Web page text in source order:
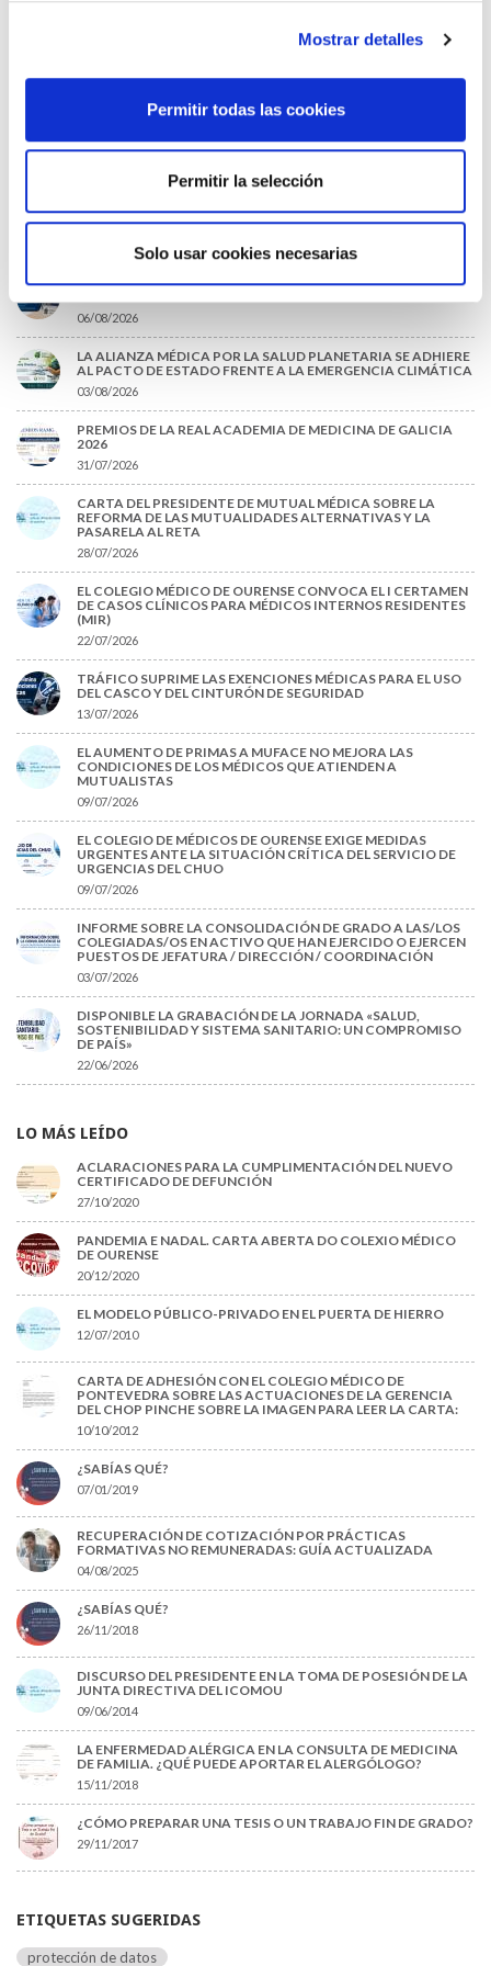
Mostrar detalles
Permitir todas las cookies
Permitir la selección
Solo usar cookies necesarias
He leido y acepto laPolítica de privacidad*
SANIDAD CREA UN DIPLOMA OFICIAL PARA RECONOCER LA
06/08/2026
LA ALIANZA MÉDICA POR LA SALUD PLANETARIA SE ADHIERE
AL PACTO DE ESTADO FRENTE A LA EMERGENCIA CLIMÁTICA
03/08/2026
PREMIOS DE LA REAL ACADEMIA DE MEDICINA DE GALICIA
2026
31/07/2026
CARTA DEL PRESIDENTE DE MUTUAL MÉDICA SOBRE LA
REFORMA DE LAS MUTUALIDADES ALTERNATIVAS Y LA
PASARELA AL RETA
28/07/2026
EL COLEGIO MÉDICO DE OURENSE CONVOCA EL I CERTAMEN
DE CASOS CLÍNICOS PARA MÉDICOS INTERNOS RESIDENTES
(MIR)
22/07/2026
TRÁFICO SUPRIME LAS EXENCIONES MÉDICAS PARA EL USO
DEL CASCO Y DEL CINTURÓN DE SEGURIDAD
13/07/2026
EL AUMENTO DE PRIMAS A MUFACE NO MEJORA LAS
CONDICIONES DE LOS MÉDICOS QUE ATIENDEN A
MUTUALISTAS
09/07/2026
EL COLEGIO DE MÉDICOS DE OURENSE EXIGE MEDIDAS
URGENTES ANTE LA SITUACIÓN CRÍTICA DEL SERVICIO DE
URGENCIAS DEL CHUO
09/07/2026
INFORME SOBRE LA CONSOLIDACIÓN DE GRADO A LAS/LOS
COLEGIADAS/OS EN ACTIVO QUE HAN EJERCIDO O EJERCEN
PUESTOS DE JEFATURA / DIRECCIÓN / COORDINACIÓN
03/07/2026
DISPONIBLE LA GRABACIÓN DE LA JORNADA «SALUD,
SOSTENIBILIDAD Y SISTEMA SANITARIO: UN COMPROMISO
DE PAÍS»
22/06/2026
LO MÁS LEÍDO
ACLARACIONES PARA LA CUMPLIMENTACIÓN DEL NUEVO
CERTIFICADO DE DEFUNCIÓN
27/10/2020
PANDEMIA E NADAL. CARTA ABERTA DO COLEXIO MÉDICO
DE OURENSE
20/12/2020
EL MODELO PÚBLICO-PRIVADO EN EL PUERTA DE HIERRO
12/07/2010
CARTA DE ADHESIÓN CON EL COLEGIO MÉDICO DE
PONTEVEDRA SOBRE LAS ACTUACIONES DE LA GERENCIA
DEL CHOP PINCHE SOBRE LA IMAGEN PARA LEER LA CARTA:
10/10/2012
¿SABÍAS QUÉ?
07/01/2019
RECUPERACIÓN DE COTIZACIÓN POR PRÁCTICAS
FORMATIVAS NO REMUNERADAS: GUÍA ACTUALIZADA
04/08/2025
¿SABÍAS QUÉ?
26/11/2018
DISCURSO DEL PRESIDENTE EN LA TOMA DE POSESIÓN DE LA
JUNTA DIRECTIVA DEL ICOMOU
09/06/2014
LA ENFERMEDAD ALÉRGICA EN LA CONSULTA DE MEDICINA
DE FAMILIA. ¿QUÉ PUEDE APORTAR EL ALERGÓLOGO?
15/11/2018
¿CÓMO PREPARAR UNA TESIS O UN TRABAJO FIN DE GRADO?
29/11/2017
ETIQUETAS SUGERIDAS
protección de datos